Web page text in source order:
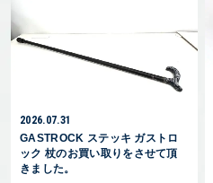
2026.07.31
GASTROCK ステッキ ガストロ
ック 杖のお買い取りをさせて頂
きました。